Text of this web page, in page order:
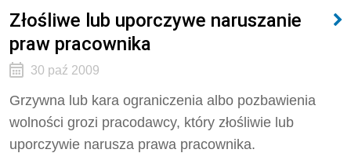
Złośliwe lub uporczywe naruszanie
praw pracownika
30 paź 2009
Grzywna lub kara ograniczenia albo pozbawienia
wolności grozi pracodawcy, który złośliwie lub
uporczywie narusza prawa pracownika.